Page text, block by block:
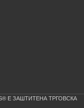
Е ЗАШТИТЕНА ТРГОВСКА